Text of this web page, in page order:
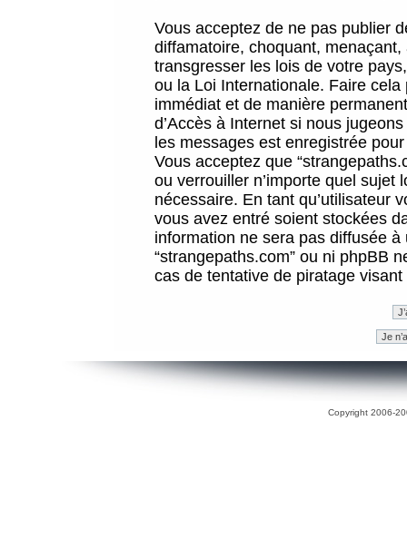
Vous acceptez de ne pas publier
diffamatoire, choquant,
transgresser les lois de votre
ou la Loi Internationale. Faire
immédiat et de manière
d’Accès à Internet si nous
les messages est enregistrée
Vous acceptez que
ou verrouiller n’importe quel sujet
nécessaire. En tant qu’utilisateur
vous avez entré soient stockées
information ne sera pas diffusée
“strangepaths.com” ou ni phpBB
cas de tentative de piratage
Copyright 2006-